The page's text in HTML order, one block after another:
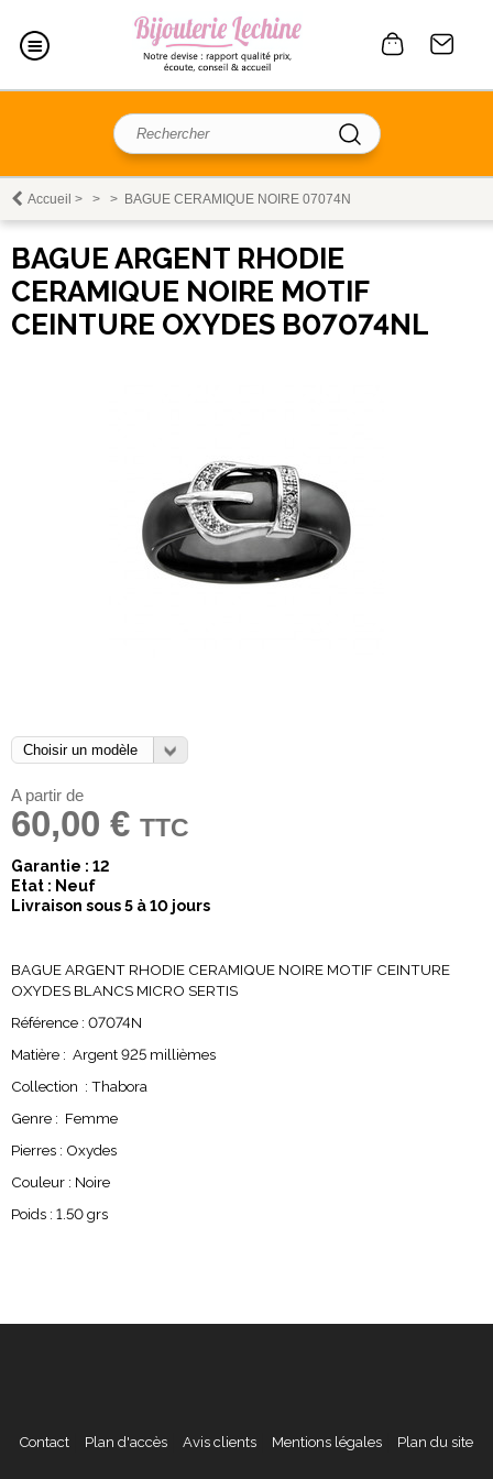
Accueil > > > BAGUE CERAMIQUE NOIRE 07074N
BAGUE ARGENT RHODIE
CERAMIQUE NOIRE MOTIF
CEINTURE OXYDES B07074NL
A partir de
60,00 € TTC
Garantie : 12
Etat : Neuf
Livraison sous 5 à 10 jours
BAGUE ARGENT RHODIE CERAMIQUE NOIRE MOTIF CEINTURE
OXYDES BLANCS MICRO SERTIS
Référence : 07074N
Matière : Argent 925 millièmes
Collection : Thabora
Genre : Femme
Pierres : Oxydes
Couleur : Noire
Poids : 1.50 grs
Contact Plan d'accès Avis clients Mentions légales Plan du site